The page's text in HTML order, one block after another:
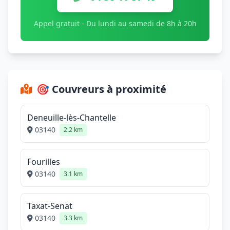
Appel gratuit - Du lundi au samedi de 8h à 20h
🎯 Couvreurs à proximité
Deneuille-lès-Chantelle
03140 2.2 km
Fourilles
03140 3.1 km
Taxat-Senat
03140 3.3 km